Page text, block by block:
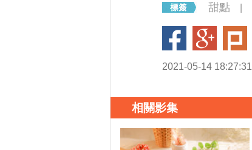
甜點
2021-05-14 18:27:31
相關影集